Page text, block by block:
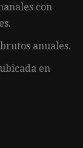
con
anuales.
en